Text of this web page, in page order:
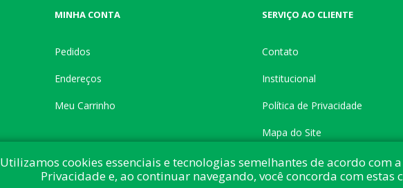
MINHA CONTA
Pedidos
Endereços
Meu Carrinho
SERVIÇO AO CLIENTE
Contato
Institucional
Política de Privacidade
Mapa do Site
Utilizamos cookies essenciais e tecnologias semelhantes de acordo com
Privacidade e, ao continuar navegando, você concorda com estas